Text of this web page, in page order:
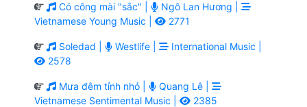
Có công mài "sắc" |
Ngô Lan Hương |
Vietnamese Young Music |
2771
Soledad | Westlife |
International Music |
2578
Mưa đêm tỉnh nhỏ |
Quang Lê |
Vietnamese Sentimental Music |
2385